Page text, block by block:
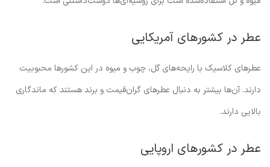
عطر در کشورهای آمریکایی
عطرهای کلاسیک با رایحه‌های گل، چوب و میوه در این کشورها محبوبیت
دارند. آن‌ها بیشتر به دنبال عطرهای گران‌قیمت و برند هستند که ماندگاری
بالایی دارند.
عطر در کشورهای اروپایی